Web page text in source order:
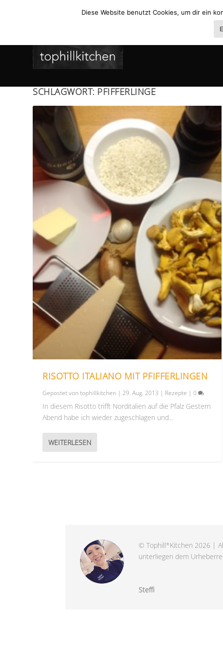
SCHLAGWORT: PFIFFERLINGE
RISOTTO ITALIANO MIT PFIFFERLINGEN
Gepostet vontophillkitchen |29. Aug. 2013 | Rezepte |0
In diesem Risotto trifft Norditalien auf die Pfalz Gestern
Abend habe ich wieder zugeschlagen und...
WEITERLESEN
© Tophill*Kitchen 2026 |
unterliegen dem
Steffi
Diese Website benutzt Cookies, um dir ein